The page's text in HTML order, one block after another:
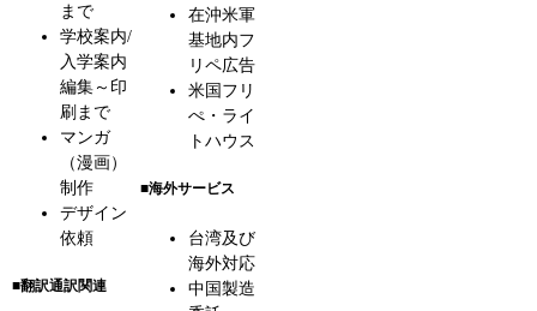
まで
学校案内/
入学案内
編集～印
刷まで
マンガ
（漫画）
制作
デザイン
依頼
■翻訳通訳関連
在沖米軍
基地内フ
リペ広告
米国フリ
ぺ・ライ
トハウス
■海外サービス
台湾及び
海外対応
中国製造